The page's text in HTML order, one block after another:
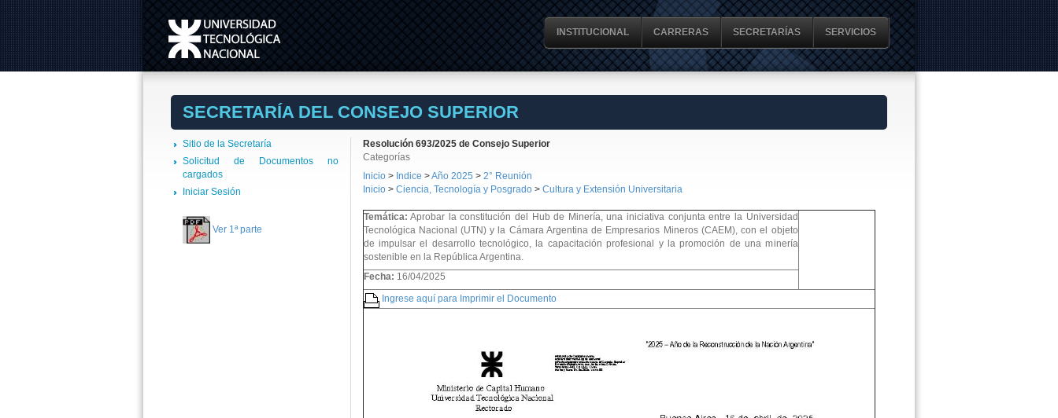
INSTITUCIONAL CARRERAS SECRETARÍAS SERVICIOS
SECRETARÍA DEL CONSEJO SUPERIOR
Sitio de la Secretaría
Solicitud de Documentos no
cargados
Iniciar Sesión
Ver 1ª parte
Resolución 693/2025 de Consejo Superior
Categorías
Inicio> Indice >Año 2025 > 2° Reunión
Inicio> Ciencia, Tecnología y Posgrado> Cultura y Extensión Universitaria
Temática: Aprobar la constitución del Hub de Minería, una iniciativa conjunta entre la Universidad
Tecnológica Nacional (UTN) y la Cámara Argentina de Empresarios Mineros (CAEM), con el objeto
de impulsar el desarrollo tecnológico, la capacitación profesional y la promoción de una minería
sostenible en la República Argentina.
Fecha: 16/04/2025
Ingrese aquí para Imprimir el Documento